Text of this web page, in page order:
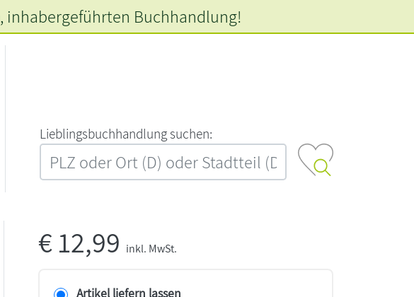
L‍i‍e‍b‍l‍i‍n‍g‍s‍b‍u‍c‍h‍h‍a‍n‍d‍l‍u‍n‍g‍ ‍s‍u‍c‍h‍e‍n‍:‍
, inhabergeführten Buchhandlung!
€12,99 inkl. MwSt.
Artikel liefern lassen